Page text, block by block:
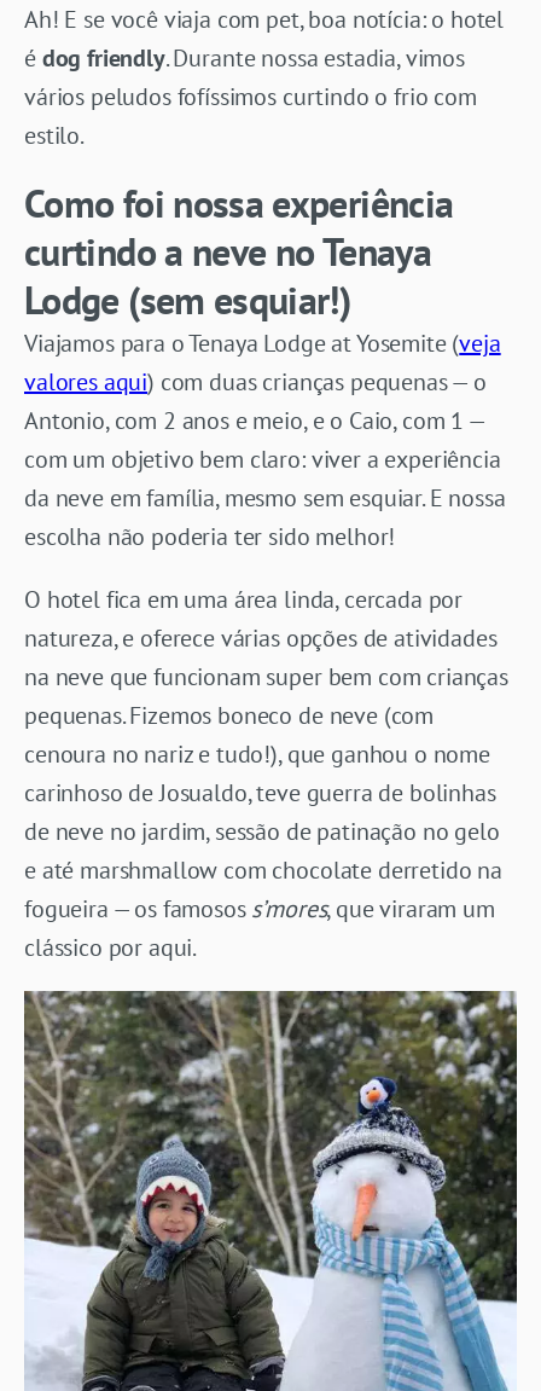
Ah! E se você viaja com pet, boa notícia: o hotel
édog friendly. Durante nossa estadia, vimos
vários peludos fofíssimos curtindo o frio com
estilo.
Como foi nossa experiência
curtindo a neve no Tenaya
Lodge (sem esquiar!)
Viajamos para o Tenaya Lodge at Yosemite (veja
valores aqui) com duas crianças pequenas — o
Antonio, com 2 anos e meio, e o Caio, com 1 —
com um objetivo bem claro: viver a experiência
da neve em família, mesmo sem esquiar. E nossa
escolha não poderia ter sido melhor!
O hotel fica em uma área linda, cercada por
natureza, e oferece várias opções de atividades
na neve que funcionam super bem com crianças
pequenas. Fizemos boneco de neve (com
cenoura no nariz e tudo!), que ganhou o nome
carinhoso de Josualdo, teve guerra de bolinhas
de neve no jardim, sessão de patinação no gelo
e até marshmallow com chocolate derretido na
fogueira — os famososs’mores, que viraram um
clássico por aqui.